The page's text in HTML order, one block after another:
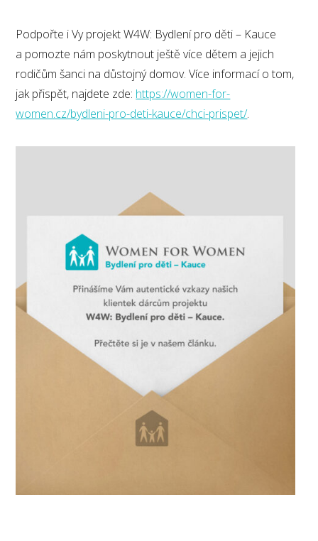
Podpořte i Vy projekt W4W: Bydlení pro děti – Kauce
a pomozte nám poskytnout ještě více dětem a jejich
rodičům šanci na důstojný domov. Více informací o tom,
jak přispět, najdete zde: https://women-for-
women.cz/bydleni-pro-deti-kauce/chci-prispet/.